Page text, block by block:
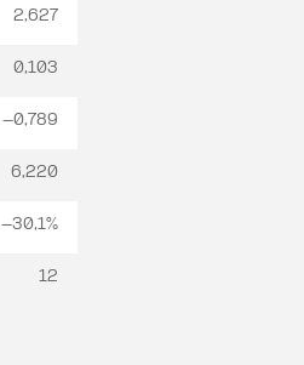
2,627
0,103
-0,789
6,220
-30,1%
12